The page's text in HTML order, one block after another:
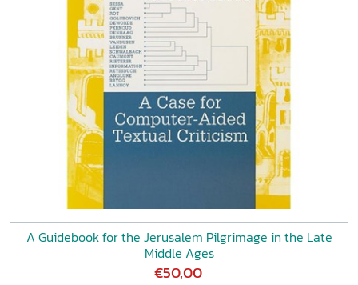
A Guidebook for the Jerusalem Pilgrimage in the Late
Middle Ages
€50,00